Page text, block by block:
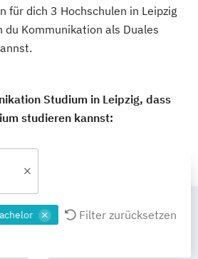
für dich 3 Hochschulen in Leipzig
du Kommunikation als Duales
Studium in Leipzig, dass
studieren kannst:
Filter zurücksetzen